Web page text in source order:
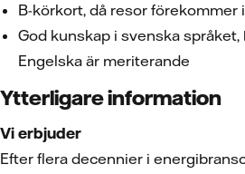
B-körkort, då resor förekommer
God kunskap i svenska
Engelska är meriterande
Ytterligare information
Vi erbjuder
Efter flera decennier i